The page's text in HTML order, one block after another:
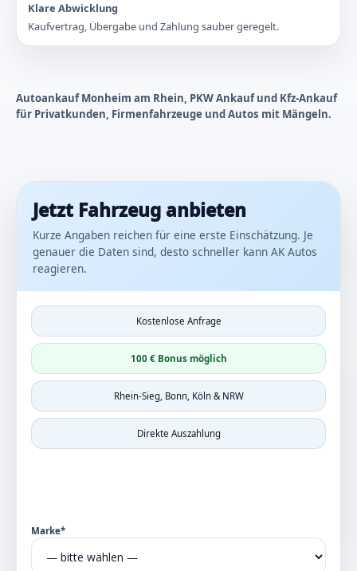
Klare Abwicklung
Kaufvertrag, Übergabe und Zahlung sauber geregelt.
Autoankauf Monheim am Rhein, PKW Ankauf und Kfz-Ankauf
für Privatkunden, Firmenfahrzeuge und Autos mit Mängeln.
Jetzt Fahrzeug anbieten
Kurze Angaben reichen für eine erste Einschätzung. Je
genauer die Daten sind, desto schneller kann AK Autos
reagieren.
Kostenlose Anfrage
100 € Bonus möglich
Rhein-Sieg, Bonn, Köln & NRW
Direkte Auszahlung
Marke*